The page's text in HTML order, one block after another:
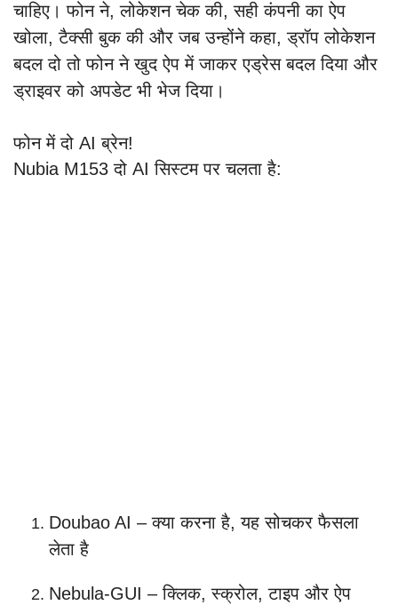
चाहिए। फोन ने, लोकेशन चेक की, सही कंपनी का ऐप
खोला, टैक्सी बुक की और जब उन्होंने कहा, ड्रॉप लोकेशन
बदल दो तो फोन ने खुद ऐप में जाकर एड्रेस बदल दिया और
ड्राइवर को अपडेट भी भेज दिया।
फोन में दो AI ब्रेन!
Nubia M153 दो AI सिस्टम पर चलता है:
Doubao AI – क्या करना है, यह सोचकर फैसला
लेता है
Nebula-GUI – क्लिक, स्क्रोल, टाइप और ऐप